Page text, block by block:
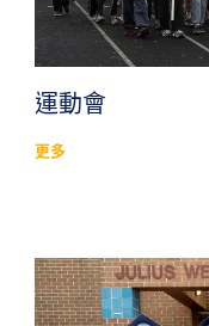
運動會
更多